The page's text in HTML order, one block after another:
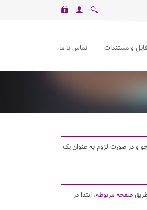
فایل و مستندات تماس با ما
و در صورت لزوم به عنوان یک
صفحه مربوطه، ابتدا در